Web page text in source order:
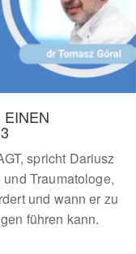
spricht Dariusz
Traumatologe,
und wann er zu
führen kann.